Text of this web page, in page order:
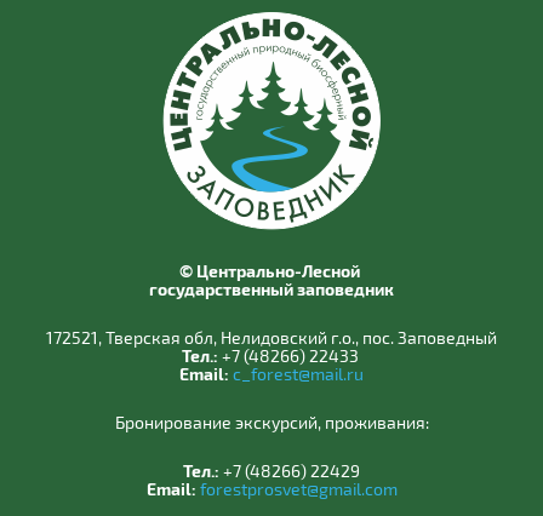
© Центрально-Лесной
государственный заповедник
172521, Тверская обл, Нелидовский г.о., пос. Заповедный
Тел.: +7 (48266) 22433
Email: c_forest@mail.ru
Бронирование экскурсий, проживания:
Тел.: +7 (48266) 22429
Email: forestprosvet@gmail.com